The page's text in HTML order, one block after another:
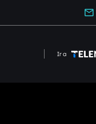
Ir a